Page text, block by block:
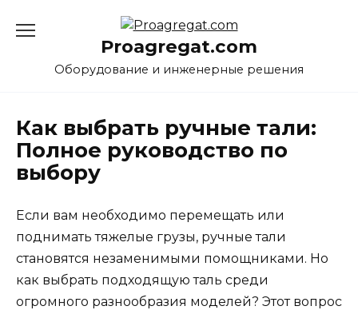
Proagregat.com
Оборудование и инженерные решения
Как выбрать ручные тали:
Полное руководство по
выбору
Если вам необходимо перемещать или
поднимать тяжелые грузы, ручные тали
становятся незаменимыми помощниками. Но
как выбрать подходящую таль среди
огромного разнообразия моделей? Этот вопрос